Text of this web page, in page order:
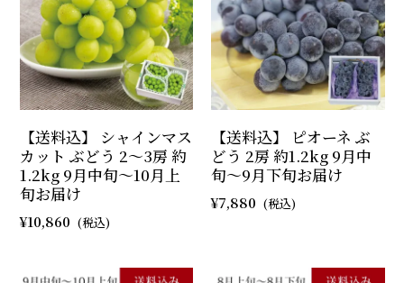
【送料込】 シャインマス
カット ぶどう 2～3房 約
1.2kg 9月中旬～10月上
旬お届け
10,860
【送料込】 ピオーネ ぶ
どう 2房 約1.2kg 9月中
旬～9月下旬お届け
7,880